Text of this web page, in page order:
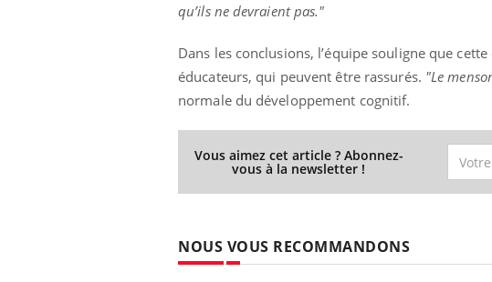
qu’ils ne devraient pas."
Dans les conclusions, l’équipe souligne que
éducateurs, qui peuvent être rassurés. "Le
normale du développement cognitif.
Vous aimez cet article ? Abonnez-
vous à la newsletter !
NOUS VOUS RECOMMANDONS